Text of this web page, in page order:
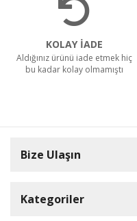
KOLAY İADE
Aldığınız ürünü iade etmek hiç
bu kadar kolay olmamıştı
Bize Ulaşın
Kategoriler